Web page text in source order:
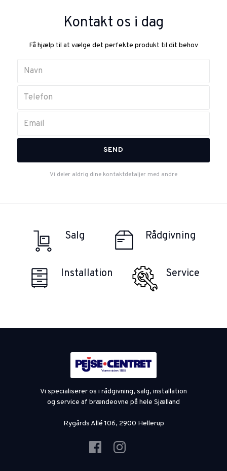
Kontakt os i dag
Få hjælp til at vælge det perfekte produkt til dit behov
Vi deler aldrig dine kontaktdetaljer med andre
Salg Rådgivning
Installation Service
Vi specialiserer os i rådgivning, salg, installation
og service af brændeovne på hele Sjælland
Rygårds Allé 106, 2900 Hellerup